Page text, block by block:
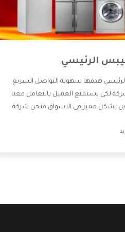
الرئيسي
هدفها سهولة التواصل السريع
لكى يستمتع العميل بالتعامل معنا
بشكل مميز فى الاسواق فنحن شركة
الشركة بها والتى تكون منها خدمة